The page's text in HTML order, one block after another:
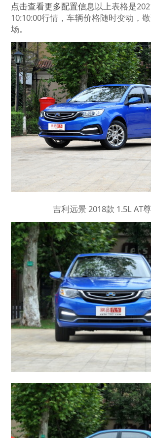
点击查看更多配置信息以上表格是
10:10:00行情，车辆价格随时变动，
场。
吉利远景 2018款 1.5L AT